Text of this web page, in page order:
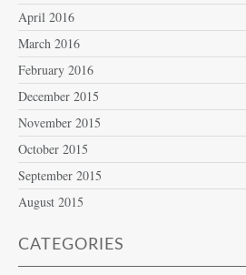
April 2016
March 2016
February 2016
December 2015
November 2015
October 2015
September 2015
August 2015
CATEGORIES